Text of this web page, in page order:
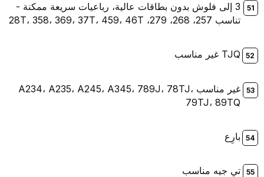
3 إلى فلوش بدون بطاقات عالية، رباعيات سريعة ممكنة -
تناسب 257، 268، 279، 28T، 358، 369، 37T، 459، 46T
TJQ غير مناسب
غير مناسب A234، A235، A245، A345، 789J، 78TJ،
79TJ، 89TQ
بارِع
تي جيه مناسب